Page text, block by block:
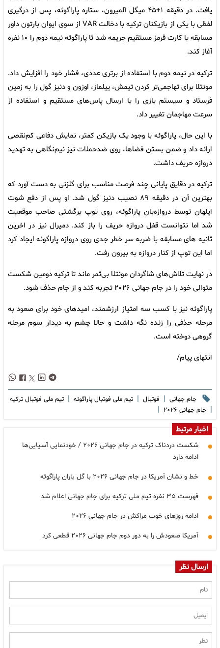
یافت. در دقیقه ۱+۴۵ میگل آلمیرون، ستاره پاراگوئه، پس از درگیری
لفظی با یکی از بازیکنان ترکیه با دخالت VAR از سوی ایوان بارتون داور
مسابقه با کارت قرمز مستقیم جریمه شد تا پاراگوئه نیمه دوم را ۱۰ نفره
آغاز کند.
ترکیه در نیمه دوم با استفاده از برتری عددی، فشار خود را افزایش داد.
مونتلا برای تهاجمی‌تر کردن تیمش، ییلماز، اوزون و دنیز گول را به زمین
فرستاد و سیستم بازی را با ارسال پاس‌های مستقیم و استفاده از
سرعت مهاجمان تغییر داد.
با این حال، پاراگوئه با وجود یک بازیکن کمتر، نمایش دفاعی کم‌نقصی
ارائه داد و ضمن بستن فضاها، روی ضدحملات نیز نیم‌نگاهی به تهدید
دروازه حریف داشت.
ترکیه در دقایق پایانی چند فرصت مناسب برای گلزنی به دست آورد که
بهترین آن در دقیقه ۸۹ نصیب دنیز گول شد. او پس از دفع شوت
ایلهان توسط دروازه‌بان پاراگوئه، روی توپ برگشتی صاحب موقعیت
شد اما نتوانست قفل دروازه حریف را باز کند. دمیرال نیز در اخرین
ثانیه های مسابقه با ضربه سر خطر جدی روی دروازه پاراگوئه ایجاد کرد
اما این توپ از کنار دروازه به بیرون رفت.
در نهایت تلاش‌های شاگردان مونتلا بی‌ثمر ماند تا ترکیه دومین شکست
متوالی خود را در جام جهانی ۲۰۲۶ تجربه کند و از جام حذف شود.
پاراگوئه نیز با کسب سه امتیاز ارزشمند، امیدهای خود برای صعود به
مرحله حذفی را زنده نگه داشت و حالا چشم به دیدار سوم مرحله
گروهی دوخته است.
انتهای پیام/
جام جهانی | فوتبال | تیم ملی فوتبال پاراگوئه | تیم ملی فوتبال ترکیه
| جام جهانی ۲۰۲۶ |
اخبار مرتبط
شکست دردناک ترکیه در جام جهانی ۲۰۲۶ / خودنمایی آسیایی‌ها
ادامه دارد
خط و نشان آمریکا در جام جهانی ۲۰۲۶ با گل باران پاراگوئه
فهرست ۳۵ نفره تیم ملی ترکیه برای جام جهانی اعلام شد
ادامه روزهای خوب مراکش در جام جهانی ۲۰۲۶
آمریکا صعودش را به دور دوم جام جهانی ۲۰۲۶ قطعی کرد
ارسال نظر